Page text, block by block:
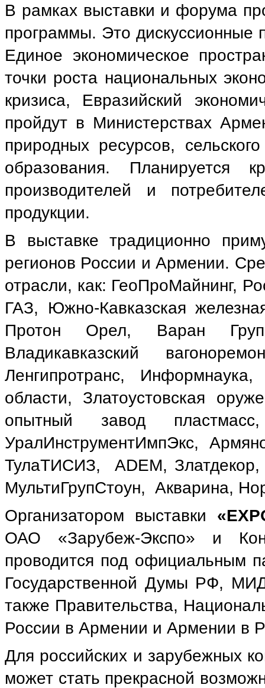
В рамках выставки и форума
программы. Это
Единое экономическое
точки роста национальных
кризиса, Евразийский
пройдут в Министерствах
природных ресурсов,
образования. Планируется
производителей и
продукции.
В выставке традиционно
регионов России и Армении.
отрасли, как: ГеоПроМайнинг,
ГАЗ, Южно-Кавказская
Протон Орел, Варан
Владикавказский
Ленгипротранс,
области, Златоустовская
опытный завод
УралИнструментИмпЭкс,
ТулаТИСИЗ, АDEM,
МультиГрупСтоун, Акварина,
Организатором выставки
ОАО «Зарубеж-Экспо» и
проводится под официальным
Государственной Думы РФ,
также Правительства,
России в Армении и Армении в
Для российских и зарубежных
может стать прекрасной